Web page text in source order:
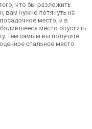
что бы разложить
вам нужно потянуть на
место, и в
место опустить
тем самым вы получите
спальное место.